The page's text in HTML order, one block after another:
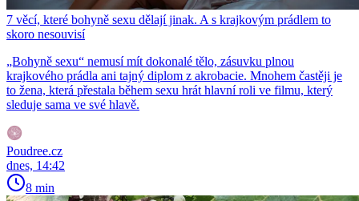
7 věcí, které bohyně sexu dělají jinak. A s krajkovým prádlem to
skoro nesouvisí
„Bohyně sexu“ nemusí mít dokonalé tělo, zásuvku plnou
krajkového prádla ani tajný diplom z akrobacie. Mnohem častěji je
to žena, která přestala během sexu hrát hlavní roli ve filmu, který
sleduje sama ve své hlavě.
Poudree.cz
dnes, 14:42
8 min